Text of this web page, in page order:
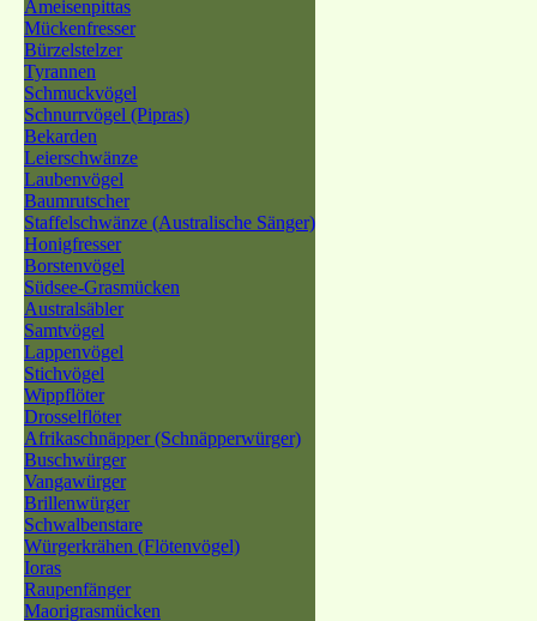
Ameisenpittas
Mückenfresser
Bürzelstelzer
Tyrannen
Schmuckvögel
Schnurrvögel (Pipras)
Bekarden
Leierschwänze
Laubenvögel
Baumrutscher
Staffelschwänze (Australische Sänger)
Honigfresser
Borstenvögel
Südsee-Grasmücken
Australsäbler
Samtvögel
Lappenvögel
Stichvögel
Wippflöter
Drosselflöter
Afrikaschnäpper (Schnäpperwürger)
Buschwürger
Vangawürger
Brillenwürger
Schwalbenstare
Würgerkrähen (Flötenvögel)
Ioras
Raupenfänger
Maorigrasmücken